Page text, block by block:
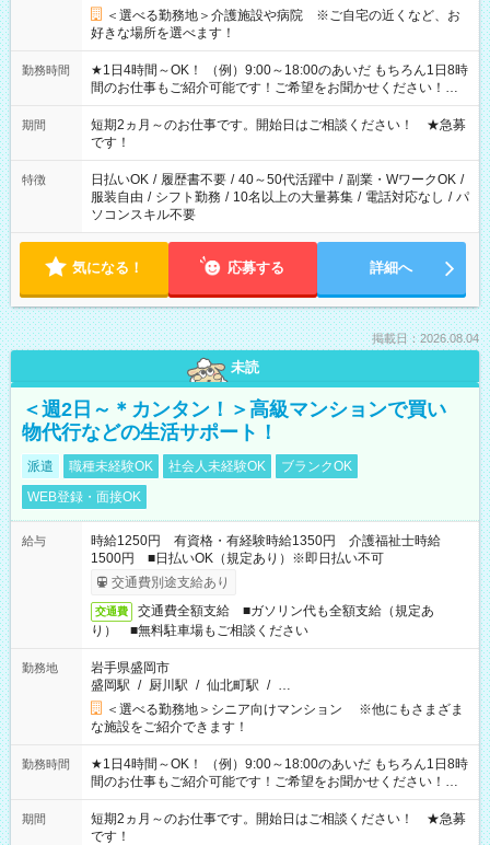
＜選べる勤務地＞介護施設や病院 ※ご自宅の近くなど、お
好きな場所を選べます！
勤務時間
★1日4時間～OK！ （例）9:00～18:00のあいだ もちろん1日8時
間のお仕事もご紹介可能です！ご希望をお聞かせください！★
家庭の都合でお休みが必要な場合も遠慮なくご相談ください。
※週最低15時間以上の勤務が必要です
期間
短期2ヵ月～のお仕事です。開始日はご相談ください！ ★急募
です！
特徴 日払いOK / 履歴書不要 / 40～50代活躍中 / 副業・WワークOK /
服装自由 / シフト勤務 / 10名以上の大量募集 / 電話対応なし / パ
ソコンスキル不要
気になる！ 応募する 詳細へ
掲載日：2026.08.04
未読
＜週2日～＊カンタン！＞高級マンションで買い
物代行などの生活サポート！
派遣 職種未経験OK 社会人未経験OK
ブランクOK
WEB登録・面接OK
給与
時給1250円 有資格・有経験時給1350円 介護福祉士時給
1500円 ■日払いOK（規定あり）※即日払い不可
交通費別途支給あり
交通費
交通費全額支給 ■ガソリン代も全額支給（規定あ
り） ■無料駐車場もご相談ください
勤務地
岩手県盛岡市
盛岡駅 / 厨川駅 / 仙北町駅 / …
＜選べる勤務地＞シニア向けマンション ※他にもさまざま
な施設をご紹介できます！
勤務時間
★1日4時間～OK！ （例）9:00～18:00のあいだ もちろん1日8時
間のお仕事もご紹介可能です！ご希望をお聞かせください！★
家庭の都合でお休みが必要な場合も遠慮なくご相談ください。
※週最低15時間以上の勤務が必要です
期間
短期2ヵ月～のお仕事です。開始日はご相談ください！ ★急募
です！